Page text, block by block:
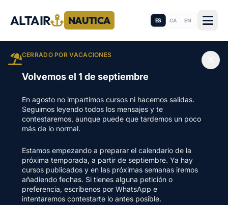
ALTAIR NAUTICA ES CA EN
CERRADO POR VACACIONES
Volvemos el 1 de septiembre
En agosto no impartimos cursos ni hacemos salidas.
Seguimos leyendo todos los mensajes y te
contestaremos, aunque puede que tardemos un poco
más de lo normal.
Estamos empezando a preparar el calendario de la
próxima temporada, a partir de septiembre. Ya hay
cursos publicados y en las próximas semanas iremos
añadiendo fechas. Si tienes alguna petición o
preferencia, escríbenos por WhatsApp e
intentaremos contestarte lo antes posible.